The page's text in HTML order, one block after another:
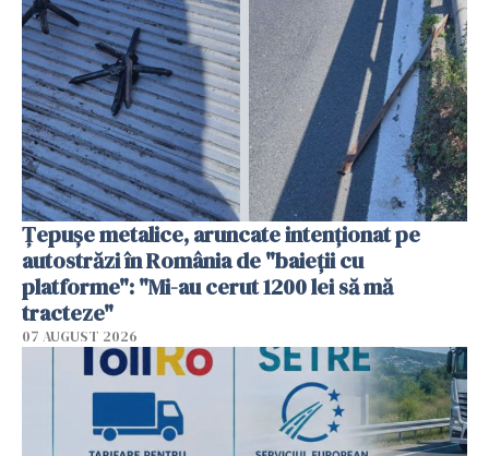
Țepușe metalice, aruncate intenționat pe
autostrăzi în România de "baieții cu
platforme": "Mi-au cerut 1200 lei să mă
tracteze"
07 AUGUST 2026